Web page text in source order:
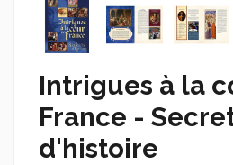
Intrigues à la
France -
d'histoire